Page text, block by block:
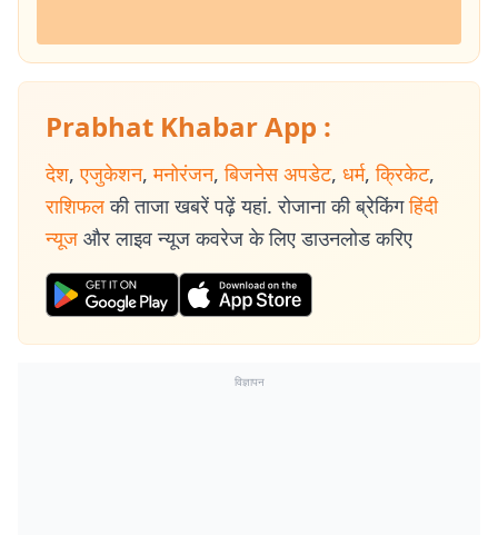
Prabhat Khabar App :
देश, एजुकेशन, मनोरंजन, बिजनेस अपडेट, धर्म, क्रिकेट,
राशिफल की ताजा खबरें पढ़ें यहां. रोजाना की ब्रेकिंग हिंदी
न्यूज और लाइव न्यूज कवरेज के लिए डाउनलोड करिए
विज्ञापन